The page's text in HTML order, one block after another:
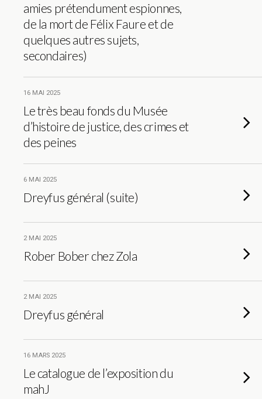
amies prétendument espionnes,
de la mort de Félix Faure et de
quelques autres sujets,
secondaires)
16 MAI 2025
Le très beau fonds du Musée
d’histoire de justice, des crimes et
des peines
6 MAI 2025
Dreyfus général (suite)
2 MAI 2025
Rober Bober chez Zola
2 MAI 2025
Dreyfus général
16 MARS 2025
Le catalogue de l’exposition du
mahJ